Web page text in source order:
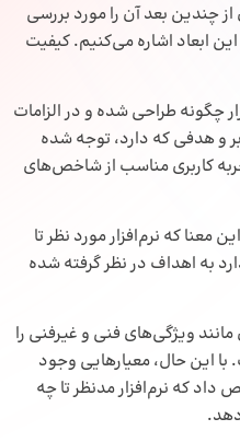
چندین بعد آن را مورد بررسی
این ابعاد اشاره می‌کنیم. کیفیت
چگونه طراحی شده و در الزامات
و هدفی که دارد، توجه شده
کاربری مناسب از شاخص‌های
معنا که نرم‌افزار مورد نظر تا
به اهداف در نظر گرفته شده
ویژگی‌های فنی و غیرفنی را
با این حال، معیارهایی وجود
که نرم‌افزار مدنظر تا چه